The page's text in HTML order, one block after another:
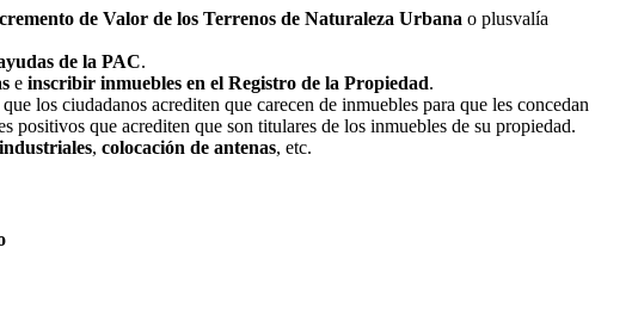
de Valor de los Terrenos de Naturaleza Urbana o plusvalía
de la PAC.
e inscribir inmuebles en el Registro de la Propiedad.
los ciudadanos acrediten que carecen de inmuebles para que les concedan
positivos que acrediten que son titulares de los inmuebles de su propiedad.
, colocación de antenas, etc.